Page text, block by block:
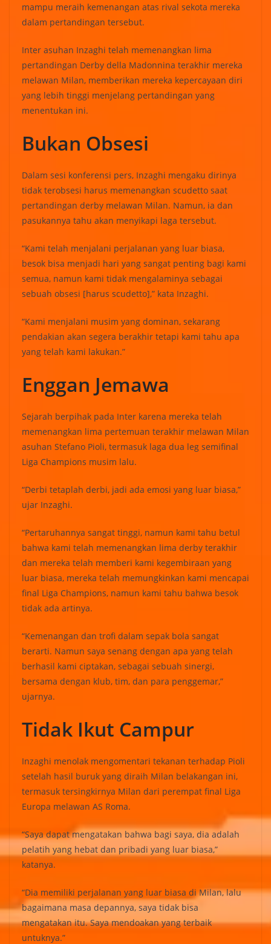
mampu meraih kemenangan atas rival sekota mereka
dalam pertandingan tersebut.
Inter asuhan Inzaghi telah memenangkan lima
pertandingan Derby della Madonnina terakhir mereka
melawan Milan, memberikan mereka kepercayaan diri
yang lebih tinggi menjelang pertandingan yang
menentukan ini.
Bukan Obsesi
Dalam sesi konferensi pers, Inzaghi mengaku dirinya
tidak terobsesi harus memenangkan scudetto saat
pertandingan derby melawan Milan. Namun, ia dan
pasukannya tahu akan menyikapi laga tersebut.
“Kami telah menjalani perjalanan yang luar biasa,
besok bisa menjadi hari yang sangat penting bagi kami
semua, namun kami tidak mengalaminya sebagai
sebuah obsesi [harus scudetto],” kata Inzaghi.
“Kami menjalani musim yang dominan, sekarang
pendakian akan segera berakhir tetapi kami tahu apa
yang telah kami lakukan.”
Enggan Jemawa
Sejarah berpihak pada Inter karena mereka telah
memenangkan lima pertemuan terakhir melawan Milan
asuhan Stefano Pioli, termasuk laga dua leg semifinal
Liga Champions musim lalu.
“Derbi tetaplah derbi, jadi ada emosi yang luar biasa,”
ujar Inzaghi.
“Pertaruhannya sangat tinggi, namun kami tahu betul
bahwa kami telah memenangkan lima derby terakhir
dan mereka telah memberi kami kegembiraan yang
luar biasa, mereka telah memungkinkan kami mencapai
final Liga Champions, namun kami tahu bahwa besok
tidak ada artinya.
“Kemenangan dan trofi dalam sepak bola sangat
berarti. Namun saya senang dengan apa yang telah
berhasil kami ciptakan, sebagai sebuah sinergi,
bersama dengan klub, tim, dan para penggemar,”
ujarnya.
Tidak Ikut Campur
Inzaghi menolak mengomentari tekanan terhadap Pioli
setelah hasil buruk yang diraih Milan belakangan ini,
termasuk tersingkirnya Milan dari perempat final Liga
Europa melawan AS Roma.
“Saya dapat mengatakan bahwa bagi saya, dia adalah
pelatih yang hebat dan pribadi yang luar biasa,”
katanya.
“Dia memiliki perjalanan yang luar biasa di Milan, lalu
bagaimana masa depannya, saya tidak bisa
mengatakan itu. Saya mendoakan yang terbaik
untuknya.”